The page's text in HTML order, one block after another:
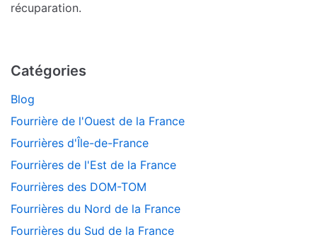
récuparation.
Catégories
Blog
Fourrière de l'Ouest de la France
Fourrières d'Île-de-France
Fourrières de l'Est de la France
Fourrières des DOM-TOM
Fourrières du Nord de la France
Fourrières du Sud de la France